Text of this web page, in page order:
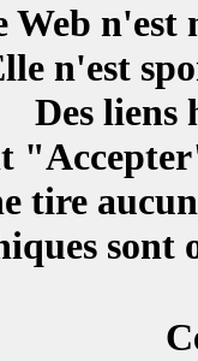
n'est
n'est
liens
sont
Ce